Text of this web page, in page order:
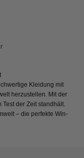
Kleidung mit
herzustellen. Mit der
der Zeit standhält.
– die perfekte Win-